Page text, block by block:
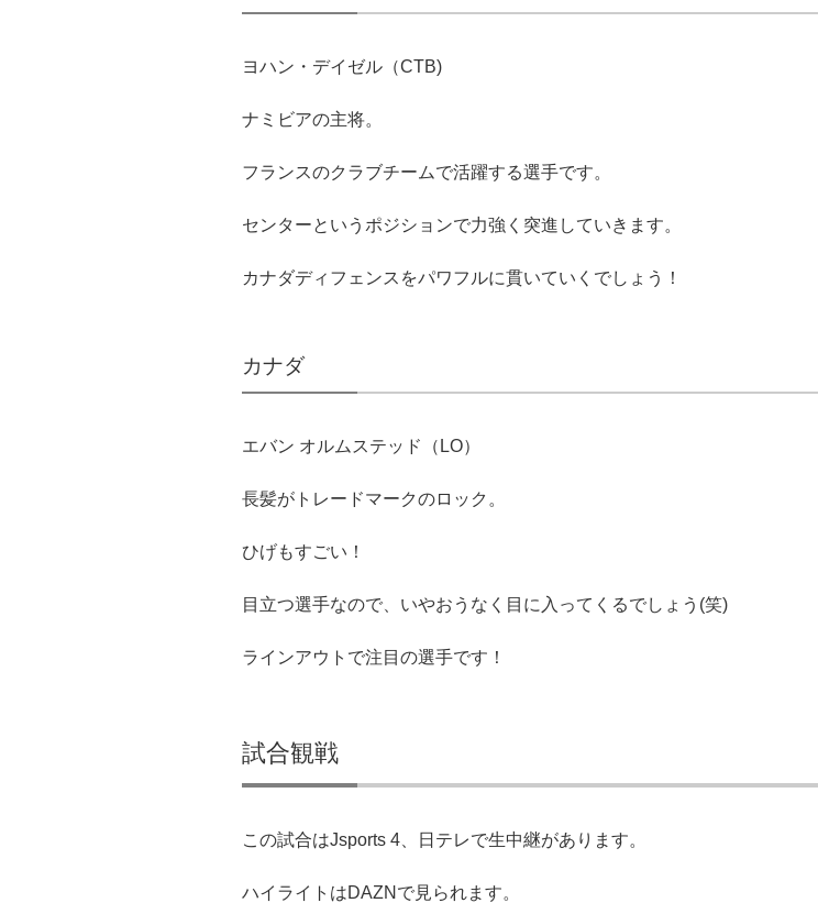
ヨハン・デイゼル（CTB)
ナミビアの主将。
フランスのクラブチームで活躍する選手です。
センターというポジションで力強く突進していきます。
カナダディフェンスをパワフルに貫いていくでしょう！
カナダ
エバン オルムステッド（LO）
長髪がトレードマークのロック。
ひげもすごい！
目立つ選手なので、いやおうなく目に入ってくるでしょう(笑)
ラインアウトで注目の選手です！
試合観戦
この試合はJsports 4、日テレで生中継があります。
ハイライトはDAZNで見られます。